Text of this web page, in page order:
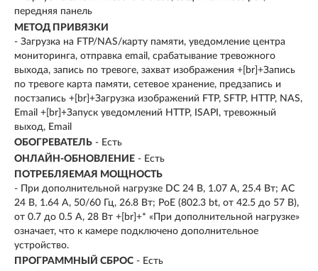
передняя панель
МЕТОД ПРИВЯЗКИ
- Загрузка на FTP/NAS/карту памяти, уведомление центра
мониторинга, отправка email, срабатывание тревожного
выхода, запись по тревоге, захват изображения +[br]+Запись
по тревоге карта памяти, сетевое хранение, предзапись и
постзапись +[br]+Загрузка изображений FTP, SFTP, HTTP, NAS,
Email +[br]+Запуск уведомлений HTTP, ISAPI, тревожный
выход, Email
ОБОГРЕВАТЕЛЬ - Есть
ОНЛАЙН-ОБНОВЛЕНИЕ - Есть
ПОТРЕБЛЯЕМАЯ МОЩНОСТЬ
- При дополнительной нагрузке DC 24 В, 1.07 A, 25.4 Вт; AC
24 В, 1.64 A, 50/60 Гц, 26.8 Вт; PoE (802.3 bt, от 42.5 до 57 В),
от 0.7 до 0.5 A, 28 Вт +[br]+* «При дополнительной нагрузке»
означает, что к камере подключено дополнительное
устройство.
ПРОГРАММНЫЙ СБРОС - Есть